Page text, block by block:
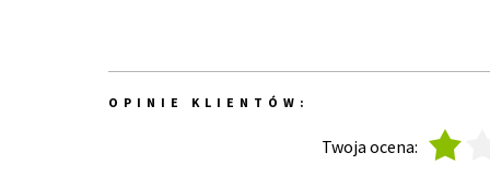
OPINIE KLIENTÓW:
Twoja ocena: